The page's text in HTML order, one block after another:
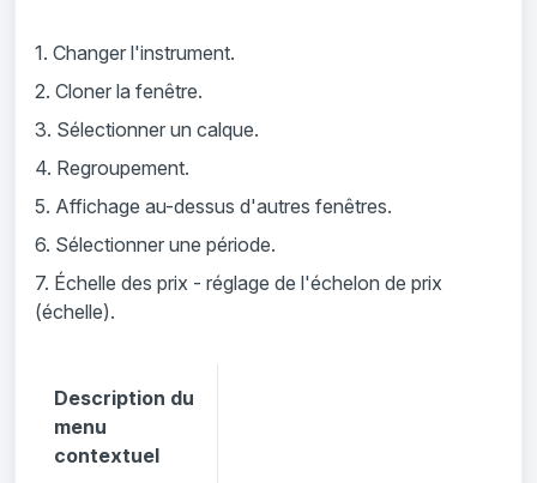
1. Changer l'instrument.
2. Cloner la fenêtre.
3. Sélectionner un calque.
4. Regroupement.
5. Affichage au-dessus d'autres fenêtres.
6. Sélectionner une période.
7. Échelle des prix - réglage de l'échelon de prix
(échelle).
Description du
menu
contextuel